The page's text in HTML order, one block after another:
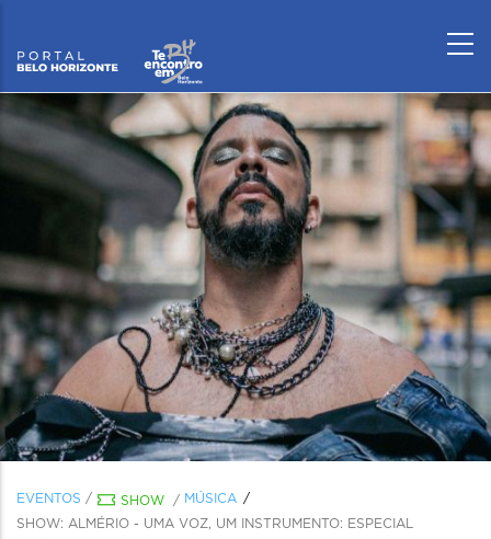
EVENTOS / SHOW / MÚSICA
SHOW: ALMÉRIO - UMA VOZ, UM INSTRUMENTO: ESPECIAL